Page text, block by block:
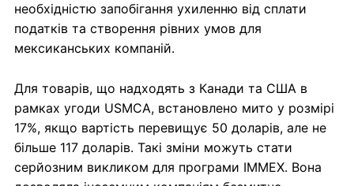
необхідністю запобігання ухиленню від сплати
податків та створення рівних умов для
мексиканських компаній.
Для товарів, що надходять з Канади та США в
рамках угоди USMCA, встановлено мито у розмірі
17%, якщо вартість перевищує 50 доларів, але не
більше 117 доларів. Такі зміни можуть стати
серйозним викликом для програми IMMEX. Вона